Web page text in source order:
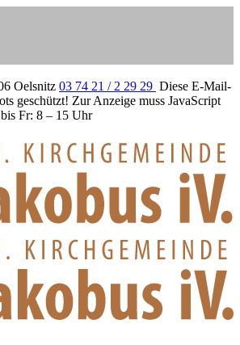
Oelsnitz 03 74 21 / 2 29 29 Diese E-Mail-
geschützt! Zur Anzeige muss JavaScript
Fr: 8 – 15 Uhr